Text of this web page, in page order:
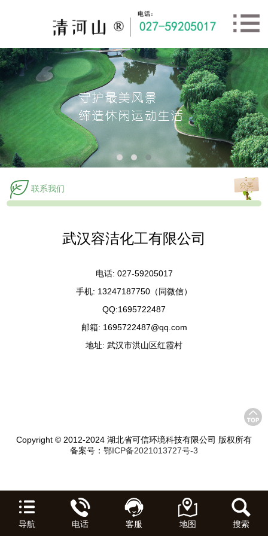
联系我们
武汉容洁化工有限公司
电话: 027-59205017
手机: 13247187750（同微信）
QQ:1695722487
邮箱: 1695722487@qq.com
地址: 武汉市洪山区红霞村
Copyright © 2012-2024 湖北省可信环境科技有限公司 版权所有
备案号： 鄂ICP备2021013727号-3
导航 电话 客服 地图 搜索